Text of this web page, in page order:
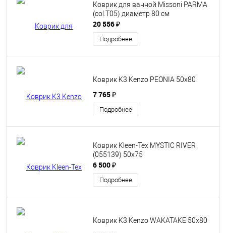
Коврик для ванной Missoni PARMA
(col.T05) диаметр 80 см
20 556 ₽
Подробнее
Коврик K3 Kenzo PEONIA 50x80
7 765 ₽
Подробнее
Коврик Kleen-Tex MYSTIC RIVER
(055139) 50х75
6 500 ₽
Подробнее
Коврик K3 Kenzo WAKATAKE 50x80